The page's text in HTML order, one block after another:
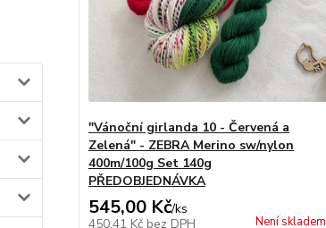
"Vánoční girlanda 10 - Červená a
Zelená" - ZEBRA Merino sw/nylon
400m/100g Set 140g
PŘEDOBJEDNÁVKA
545,00 Kč/ks
450,41 Kč bez DPH Není skladem